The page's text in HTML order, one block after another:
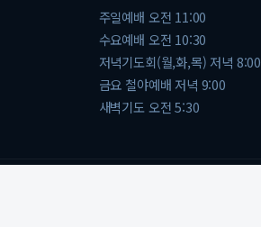
주일예배 오전 11:00
수요예배 오전 10:30
저녁기도회(월,화,목) 저녁 8:00
금요 철야예배 저녁 9:00
새벽기도 오전 5:30